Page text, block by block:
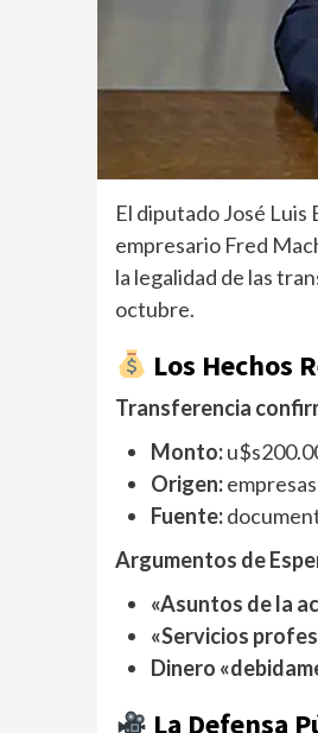
El diputado José
empresario Fred
la legalidad de las
octubre.
Los Hechos
Transferencia
Monto:
Origen:
Fuente:
Argumentos de
«Asuntos de la
«Servicios
Dinero
La Defensa